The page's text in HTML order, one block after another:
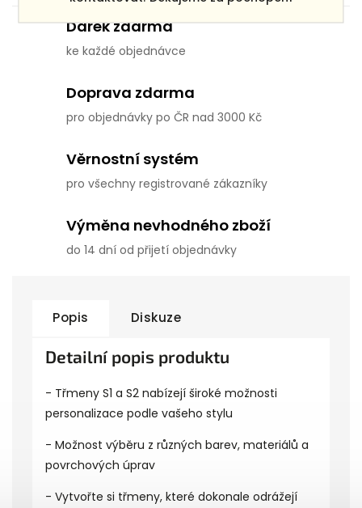
Dárek zdarma
ke každé objednávce
Doprava zdarma
pro objednávky po ČR nad 3000 Kč
Věrnostní systém
pro všechny registrované zákazníky
Výměna nevhodného zboží
do 14 dní od přijetí objednávky
Popis Diskuze
Detailní popis produktu
- Třmeny S1 a S2 nabízejí široké možnosti
personalizace podle vašeho stylu
- Možnost výběru z různých barev, materiálů a
povrchových úprav
- Vytvořte si třmeny, které dokonale odrážejí